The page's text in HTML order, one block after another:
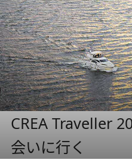
CREA Traveller
会いに行く